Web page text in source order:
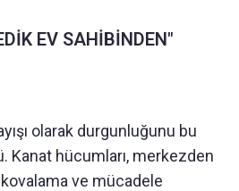
EV SAHİBİNDEN"
olarak durgunluğunu bu
Kanat hücumları, merkezden
ve mücadele